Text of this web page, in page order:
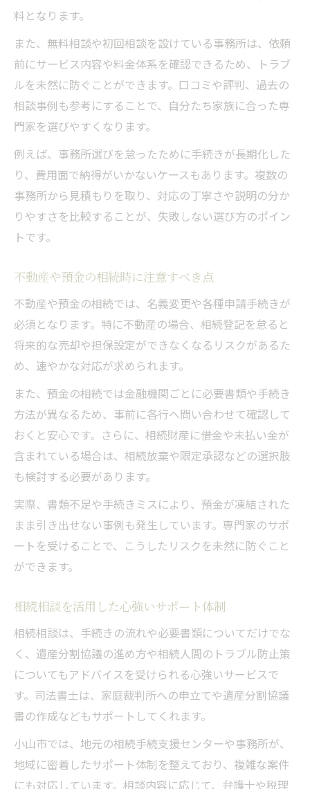
相続手続きの事前準備が円満の秘訣
財産調査や書類作成の相続実践ポイント
相続支援でトラブル防止する方法を解説
遺産分割協議を円満に進めるコツ
相続代行で安心できる準備体制を作る
料となります。
また、無料相談や初回相談を設けている事務所は、依頼
前にサービス内容や料金体系を確認できるため、トラブ
ルを未然に防ぐことができます。口コミや評判、過去の
相談事例も参考にすることで、自分たち家族に合った専
門家を選びやすくなります。
例えば、事務所選びを怠ったために手続きが長期化した
り、費用面で納得がいかないケースもあります。複数の
事務所から見積もりを取り、対応の丁寧さや説明の分か
りやすさを比較することが、失敗しない選び方のポイン
トです。
不動産や預金の相続時に注意すべき点
不動産や預金の相続では、名義変更や各種申請手続きが
必須となります。特に不動産の場合、相続登記を怠ると
将来的な売却や担保設定ができなくなるリスクがあるた
め、速やかな対応が求められます。
また、預金の相続では金融機関ごとに必要書類や手続き
方法が異なるため、事前に各行へ問い合わせて確認して
おくと安心です。さらに、相続財産に借金や未払い金が
含まれている場合は、相続放棄や限定承認などの選択肢
も検討する必要があります。
実際、書類不足や手続きミスにより、預金が凍結された
まま引き出せない事例も発生しています。専門家のサポ
ートを受けることで、こうしたリスクを未然に防ぐこと
ができます。
相続相談を活用した心強いサポート体制
相続相談は、手続きの流れや必要書類についてだけでな
く、遺産分割協議の進め方や相続人間のトラブル防止策
についてもアドバイスを受けられる心強いサービスで
す。司法書士は、家庭裁判所への申立てや遺産分割協議
書の作成などもサポートしてくれます。
小山市では、地元の相続手続支援センターや事務所が、
地域に密着したサポート体制を整えており、複雑な案件
にも対応しています。相談内容に応じて、弁護士や税理